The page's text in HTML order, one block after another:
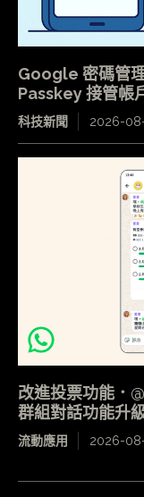
Google 密碼管
Passkey 接管帳
科技新聞 2026-
改進投票功能．
群組對話功能升
流動應用 2026-